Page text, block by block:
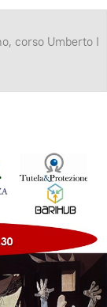
corso Umberto I